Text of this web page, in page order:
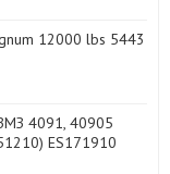
12000 lbs 5443
4091, 40905
ES171910